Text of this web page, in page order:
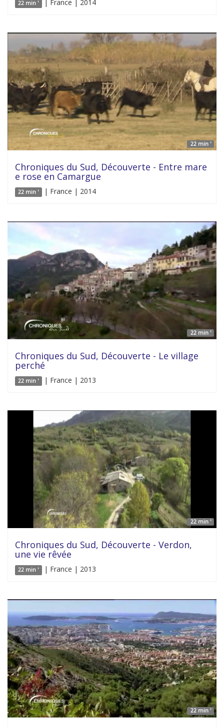
22 min ' | France | 2014
22 min '
Chroniques du Sud, Découverte - Entre mare
e rose en Camargue
22 min ' | France | 2014
22 min '
Chroniques du Sud, Découverte - Le village
perché
22 min ' | France | 2013
22 min '
Chroniques du Sud, Découverte - Verdon,
une vie rêvée
22 min ' | France | 2013
22 min '